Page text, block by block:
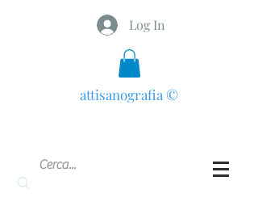
Log In
attisanografia ©